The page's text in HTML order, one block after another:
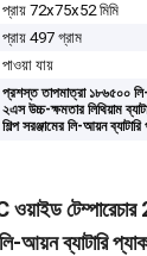
প্রায় 72x75x52 মিমি
প্রায় 497 গ্রাম
পাওয়া যায়
প্রশস্ত তাপমাত্রা ১৮৬৫০০
২এস উচ্চ-ক্ষমতার লিথিয়াম
শিল্প সরঞ্জামের লি-আয়ন
টেম্পারেচার
ব্যাটারি প্যাক